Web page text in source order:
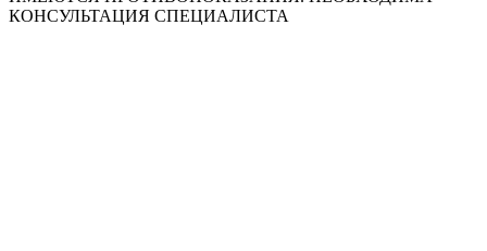
КОНСУЛЬТАЦИЯ СПЕЦИАЛИСТА